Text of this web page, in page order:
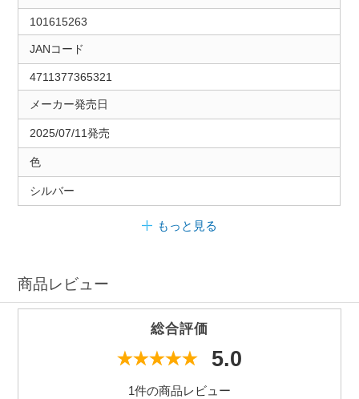
101615263
JANコード
4711377365321
メーカー発売日
2025/07/11発売
色
シルバー
もっと見る
商品レビュー
総合評価
5.0
1件の商品レビュー